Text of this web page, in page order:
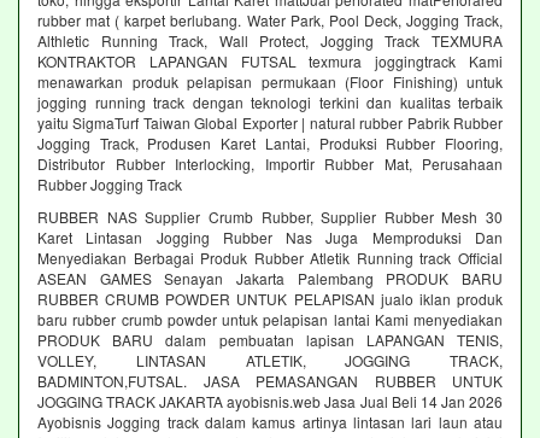
rubber mat ( karpet berlubang. Water Park, Pool Deck, Jogging Track,
Althletic Running Track, Wall Protect, Jogging Track TEXMURA
KONTRAKTOR LAPANGAN FUTSAL texmura joggingtrack Kami
menawarkan produk pelapisan permukaan (Floor Finishing) untuk
jogging running track dengan teknologi terkini dan kualitas terbaik
yaitu SigmaTurf Taiwan Global Exporter | natural rubber Pabrik Rubber
Jogging Track, Produsen Karet Lantai, Produksi Rubber Flooring,
Distributor Rubber Interlocking, Importir Rubber Mat, Perusahaan
Rubber Jogging Track
RUBBER NAS Supplier Crumb Rubber, Supplier Rubber Mesh 30
Karet Lintasan Jogging Rubber Nas Juga Memproduksi Dan
Menyediakan Berbagai Produk Rubber Atletik Running track Official
ASEAN GAMES Senayan Jakarta Palembang PRODUK BARU
RUBBER CRUMB POWDER UNTUK PELAPISAN jualo iklan produk
baru rubber crumb powder untuk pelapisan lantai Kami menyediakan
PRODUK BARU dalam pembuatan lapisan LAPANGAN TENIS,
VOLLEY, LINTASAN ATLETIK, JOGGING TRACK,
BADMINTON,FUTSAL. JASA PEMASANGAN RUBBER UNTUK
JOGGING TRACK JAKARTA ayobisnis.web Jasa Jual Beli 14 Jan 2026
Ayobisnis Jogging track dalam kamus artinya lintasan lari laun atau